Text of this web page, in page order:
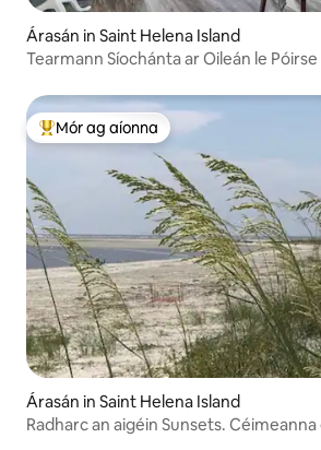
Árasán in Saint Helena Island
Tearmann Síochánta ar Oileán le
An-mhór ag aíonna
Mór ag aíonna
Árasán in Saint Helena Island
Radharc an aigéin Sunsets. Céimeanna